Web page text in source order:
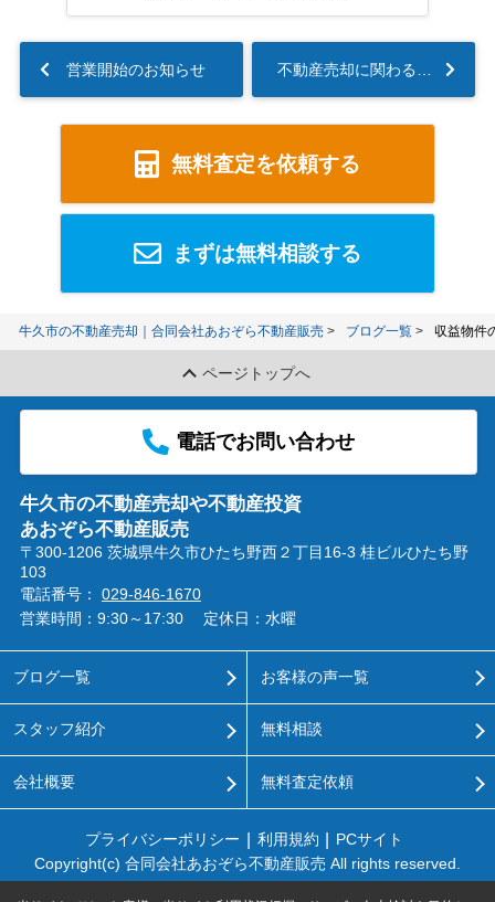
営業開始のお知らせ
無料査定を依頼する
まずは無料相談する
牛久市の不動産売却｜合同会社あおぞら不動産販売 ブログ一覧 収益物件
ページトップへ
電話でお問い合わせ
牛久市の不動産売却や不動産投資
あおぞら不動産販売
〒300-1206 茨城県牛久市ひたち野西２丁目16-3 桂ビルひたち野
103
電話番号： 029-846-1670
営業時間：9:30～17:30
定休日：水曜
ブログ一覧
スタッフ紹介
会社概要
お客様の声一覧
無料相談
無料査定依頼
プライバシーポリシー 利用規約
PCサイト
Copyright(c) 合同会社あおぞら不動産販売 All rights reserved.